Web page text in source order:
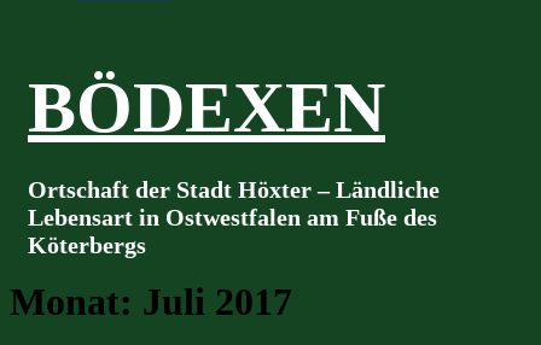
BÖDEXEN
Ortschaft der Stadt Höxter – Ländliche
Lebensart in Ostwestfalen am Fuße des
Köterbergs
Monat: Juli 2017